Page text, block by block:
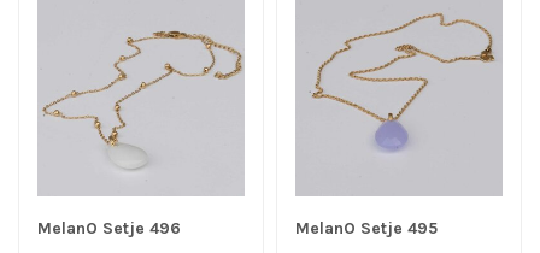
MelanO Setje 496 MelanO Setje 495